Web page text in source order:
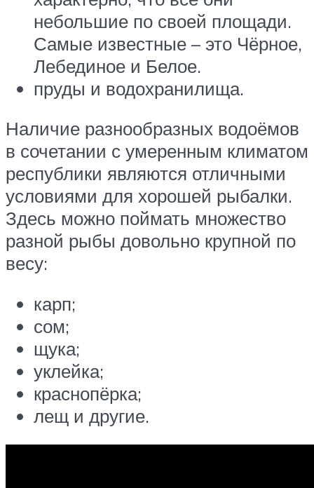
небольшие по своей площади.
Самые известные – это Чёрное,
Лебединое и Белое.
пруды и водохранилища.
Наличие разнообразных водоёмов
в сочетании с умеренным климатом
республики являются отличными
условиями для хорошей рыбалки.
Здесь можно поймать множество
разной рыбы довольно крупной по
весу:
карп;
сом;
щука;
уклейка;
краснопёрка;
лещ и другие.